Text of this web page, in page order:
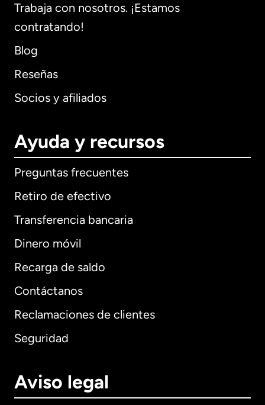
Trabaja con nosotros. ¡Estamos
contratando!
Blog
Reseñas
Socios y afiliados
Ayuda y recursos
Preguntas frecuentes
Retiro de efectivo
Transferencia bancaria
Dinero móvil
Recarga de saldo
Contáctanos
Reclamaciones de clientes
Seguridad
Aviso legal